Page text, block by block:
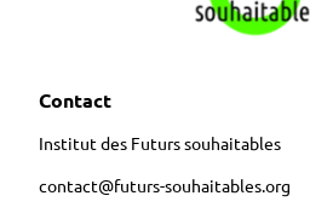
Contact
Institut des Futurs souhaitables
contact@futurs-souhaitables.org